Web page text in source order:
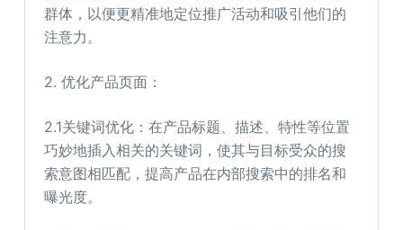
群体，以便更精准地定位推广活动和吸引他们的
注意力。
2. 优化产品页面：
2.1关键词优化：在产品标题、描述、特性等位置
巧妙地插入相关的关键词，使其与目标受众的搜
索意图相匹配，提高产品在内部搜索中的排名和
曝光度。